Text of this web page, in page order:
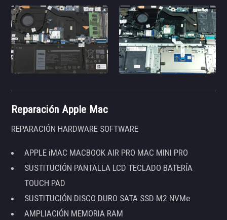
Reparación Apple Mac
REPARACIÓN HARDWARE SOFTWARE
APPLE iMAC MACBOOK AIR PRO MAC MINI PRO
SUSTITUCIÓN PANTALLA LCD TECLADO BATERÍA
TOUCH PAD
SUSTITUCIÓN DISCO DURO SATA SSD M2 NVMe
AMPLIACIÓN MEMORIA RAM